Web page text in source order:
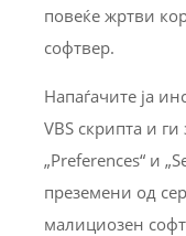
повеќе жртви
софтвер.
Напаѓачите ја
VBS скрипта и
„Preferences“ и
преземени од
малициозен